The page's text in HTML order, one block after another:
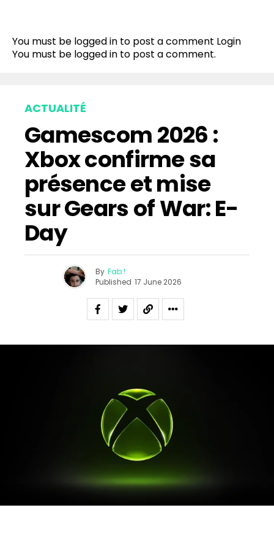
You must be logged in to post a comment Login
You must be logged in to post a comment.
ACTUALITÉ
Gamescom 2026 :
Xbox confirme sa
présence et mise
sur Gears of War: E-
Day
By Fab !
Published 17 June 2026